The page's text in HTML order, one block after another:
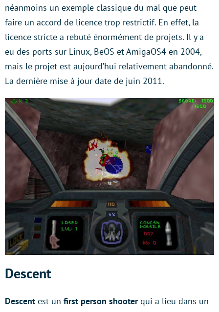
néanmoins un exemple classique du mal que peut
faire un accord de licence trop restrictif. En effet, la
licence stricte a rebuté énormément de projets. Il y a
eu des ports sur Linux, BeOS et AmigaOS4 en 2004,
mais le projet est aujourd’hui relativement abandonné.
La dernière mise à jour date de juin 2011.
Descent
Descent est un first person shooterqui a lieu dans un